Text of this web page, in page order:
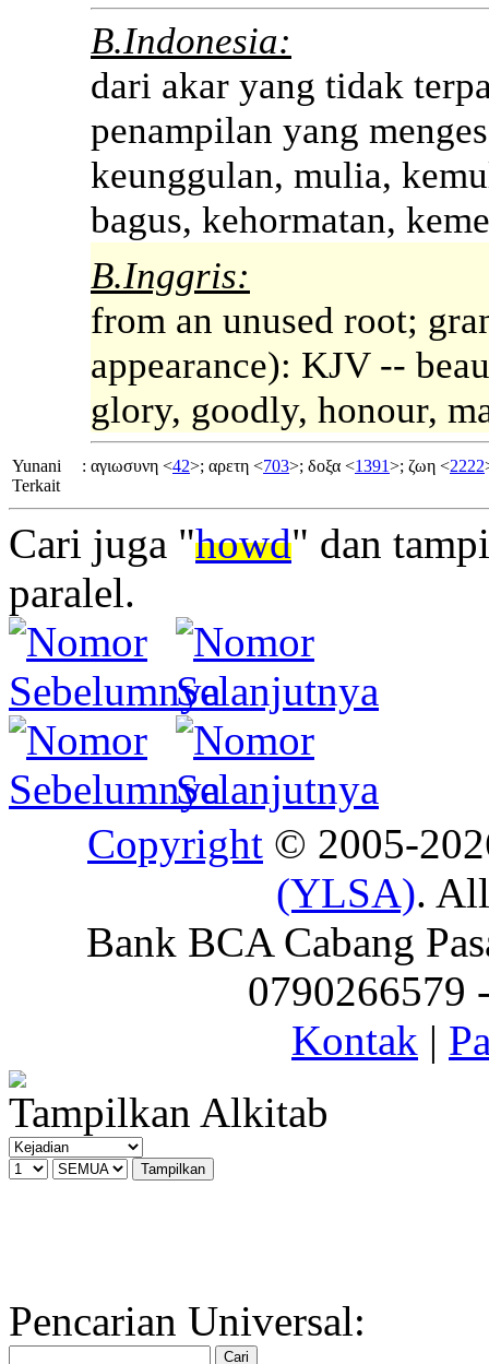
B.Indonesia:
dari akar yang tidak
penampilan yang
keunggulan, mulia,
bagus, kehormatan,
B.Inggris:
from an unused root;
appearance): KJV --
glory, goodly, honour,
Yunani
Terkait
: αγιωσυνη <42>; αρετη <703>; δοξα <1391>; ζωη <2222
Cari juga "howd" dan
paralel.
Copyright © 2005-
(YLSA).
Bank BCA Cabang
0790266579
Kontak |
Tampilkan Alkitab
Pencarian Universal: